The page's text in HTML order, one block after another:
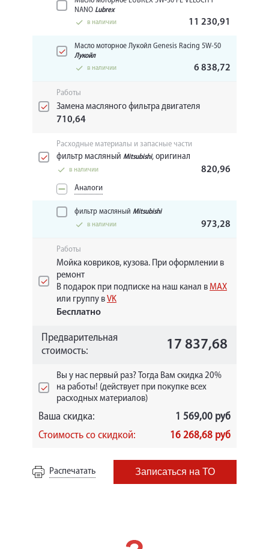
NANO Lubrex
в наличии
11 230,91
Масло моторное Лукойл Genesis Racing 5W-50
Лукойл
в наличии
6 838,72
Работы
Замена масляного фильтра двигателя
710,64
Расходные материалы и запасные части
фильтр масляный Mitsubishi, оригинал
в наличии 820,96
Аналоги
фильтр масляный Mitsubishi
в наличии
973,28
Работы
Мойка ковриков, кузова. При оформлении в
ремонт
В подарок при подписке на наш канал вMAX
или группу вVK
Бесплатно
Предварительная
стоимость:
17 837,68
Вы у нас первый раз? Тогда Вам скидка 20%
на работы! (действует при покупке всех
расходных материалов)
Ваша скидка:
1 569,00 руб
Стоимость со скидкой:
16 268,68 руб
Распечатать Записаться на ТО